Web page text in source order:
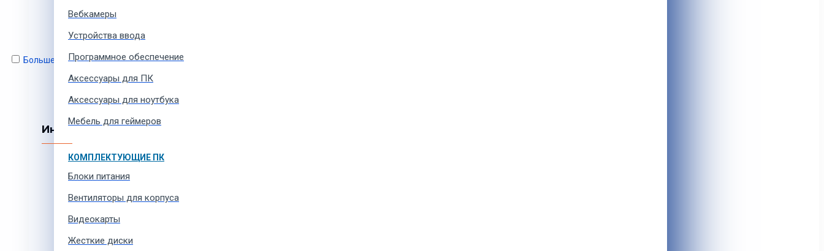
Больше не показывать это сообщение
Вебкамеры
Устройства ввода
Программное обеспечение
Аксессуары для ПК
Аксессуары для ноутбука
Мебель для геймеров
КОМПЛЕКТУЮЩИЕ ПК
Блоки питания
Вентиляторы для корпуса
Видеокарты
Жесткие диски
Вакансии
Информация
Как купить онлайн
Способы оплаты
Покупки в кредит
Партнерская программа
Карта сайта